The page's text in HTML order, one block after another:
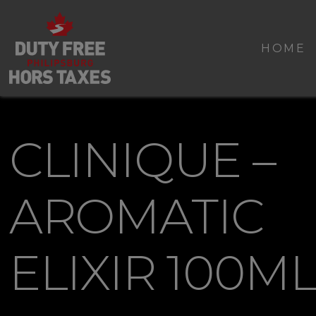
HOME
CLINIQUE –
AROMATIC
ELIXIR